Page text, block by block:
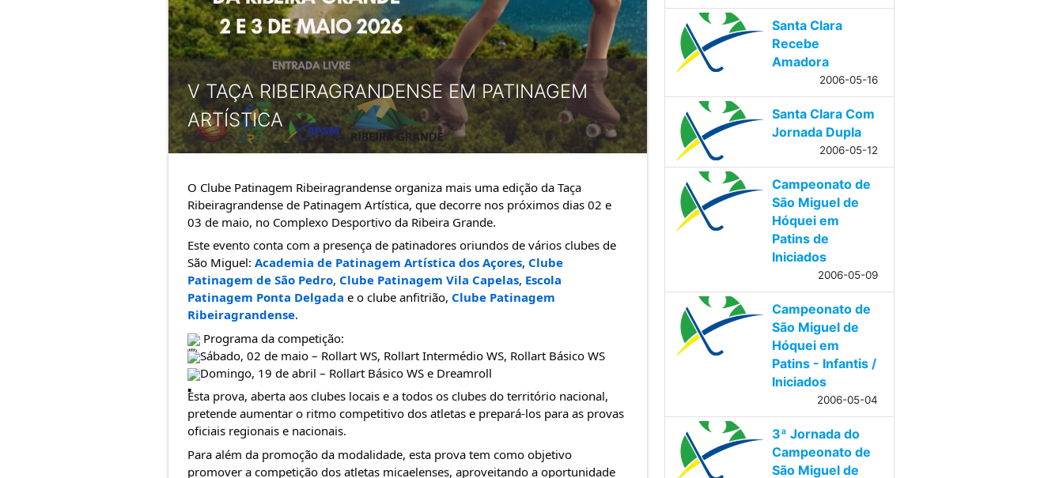
V TAÇA RIBEIRAGRANDENSE EM PATINAGEM
ARTÍSTICA
O Clube Patinagem Ribeiragrandense organiza mais uma edição da Taça
Ribeiragrandense de Patinagem Artística, que decorre nos próximos dias 02 e
03 de maio, no Complexo Desportivo da Ribeira Grande.
Este evento conta com a presença de patinadores oriundos de vários clubes de
São Miguel: Academia de Patinagem Artística dos Açores, Clube
Patinagem de São Pedro, Clube Patinagem Vila Capelas, Escola
Patinagem Ponta Delgada e o clube anfitrião, Clube Patinagem
Ribeiragrandense.
Programa da competição:
Sábado, 02 de maio – Rollart WS, Rollart Intermédio WS, Rollart Básico WS
Domingo, 19 de abril – Rollart Básico WS e Dreamroll
Esta prova, aberta aos clubes locais e a todos os clubes do território nacional,
pretende aumentar o ritmo competitivo dos atletas e prepará-los para as provas
oficiais regionais e nacionais.
Para além da promoção da modalidade, esta prova tem como objetivo
promover a competição dos atletas micaelenses, aproveitando a oportunidade
Santa Clara
Recebe
Amadora
2006-05-16
Santa Clara Com
Jornada Dupla
2006-05-12
Campeonato de
São Miguel de
Hóquei em
Patins de
Iniciados
2006-05-09
Campeonato de
São Miguel de
Hóquei em
Patins - Infantis /
Iniciados
2006-05-04
3ª Jornada do
Campeonato de
São Miguel de